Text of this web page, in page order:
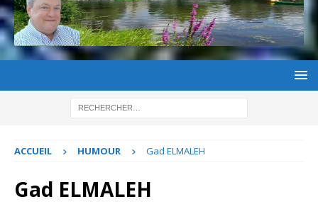
ACCUEIL HUMOUR Gad ELMALEH
Gad ELMALEH